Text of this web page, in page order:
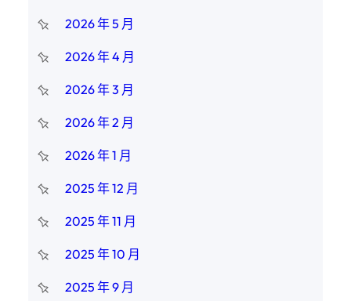
2026 年 5 月
2026 年 4 月
2026 年 3 月
2026 年 2 月
2026 年 1 月
2025 年 12 月
2025 年 11 月
2025 年 10 月
2025 年 9 月